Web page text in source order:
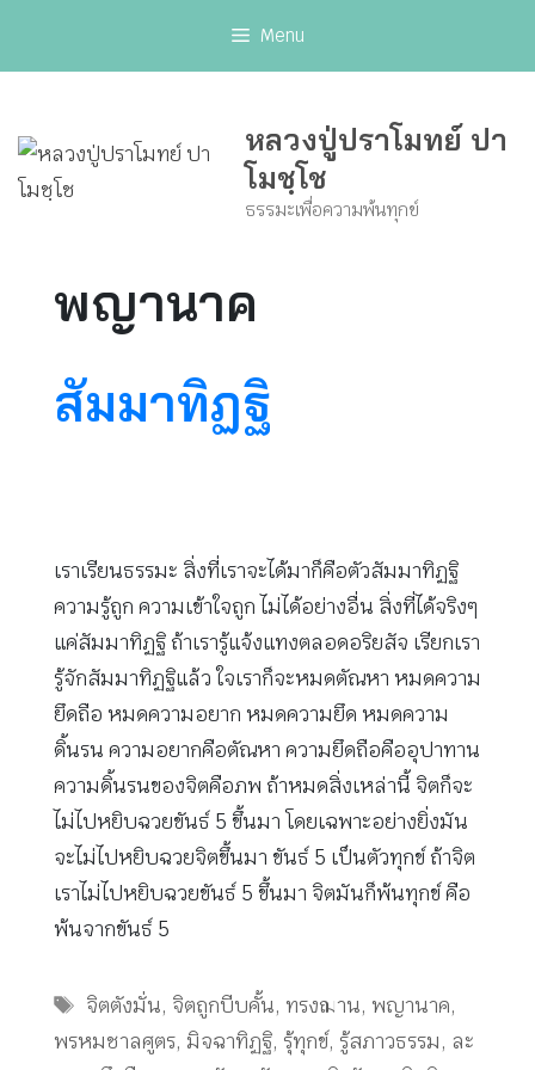
Menu
หลวงปู่ปราโมทย์ ปา
โมชฺโช
ธรรมะเพื่อความพ้นทุกข์
พญานาค
สัมมาทิฏฐิ
เราเรียนธรรมะ สิ่งที่เราจะได้มาก็คือตัวสัมมาทิฏฐิ
ความรู้ถูก ความเข้าใจถูก ไม่ได้อย่างอื่น สิ่งที่ได้จริงๆ
แค่สัมมาทิฏฐิ ถ้าเรารู้แจ้งแทงตลอดอริยสัจ เรียกเรา
รู้จักสัมมาทิฏฐิแล้ว ใจเราก็จะหมดตัณหา หมดความ
ยึดถือ หมดความอยาก หมดความยึด หมดความ
ดิ้นรน ความอยากคือตัณหา ความยึดถือคืออุปาทาน
ความดิ้นรนของจิตคือภพ ถ้าหมดสิ่งเหล่านี้ จิตก็จะ
ไม่ไปหยิบฉวยขันธ์ 5 ขึ้นมา โดยเฉพาะอย่างยิ่งมัน
จะไม่ไปหยิบฉวยจิตขึ้นมา ขันธ์ 5 เป็นตัวทุกข์ ถ้าจิต
เราไม่ไปหยิบฉวยขันธ์ 5 ขึ้นมา จิตมันก็พ้นทุกข์ คือ
พ้นจากขันธ์ 5
Tags
จิตตังมั่น, จิตถูกบีบคั้น, ทรงฌาน, พญานาค,
พรหมชาลศูตร, มิจฉาทิฏฐิ, รุ้ทุกข์, รู้สภาวธรรม, ละ